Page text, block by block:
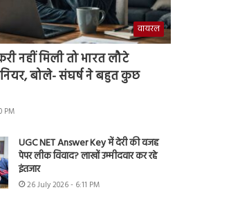
वायरल
नहीं मिली तो भारत लौटे
बोले- संघर्ष ने बहुत कुछ
PM
UGC NET Answer Key में देरी की वजह
पेपर लीक विवाद? लाखों उम्मीदवार कर रहे
इंतजार
26 July 2026 - 6:11 PM